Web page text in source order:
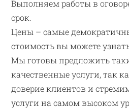
Выполняем работы в
срок.
Цены – самые
стоимость вы можете
Мы готовы предложить
качественные услуги, так
доверие клиентов и
услуги на самом высоком